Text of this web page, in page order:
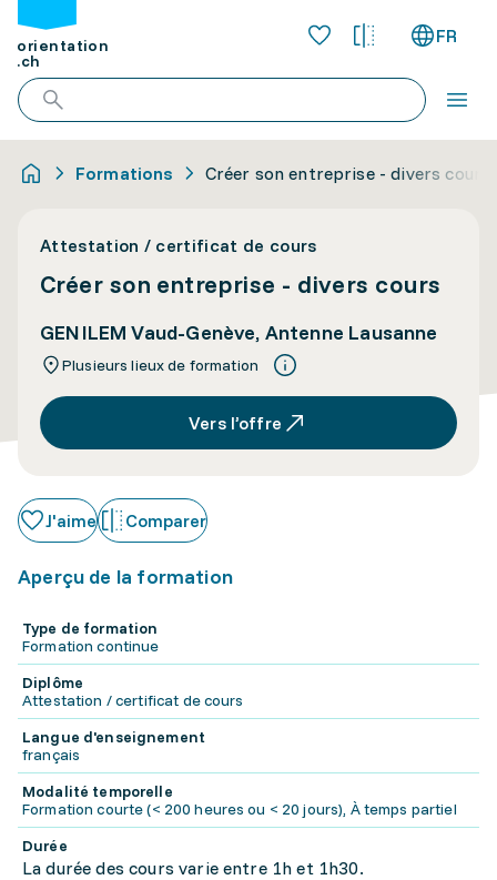
orientation
.ch
FR
Formations Créer son entreprise - divers cours
Attestation / certificat de cours
Créer son entreprise - divers cours
GENILEM Vaud-Genève, Antenne Lausanne
Plusieurs lieux de formation
Vers l’offre
J'aime Comparer
Aperçu de la formation
Type de formation
Formation continue
Diplôme
Attestation / certificat de cours
Langue d'enseignement
français
Modalité temporelle
Formation courte (< 200 heures ou < 20 jours), À temps partiel
Durée
La durée des cours varie entre 1h et 1h30.